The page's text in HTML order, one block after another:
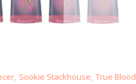
Sookie Stackhouse True Blood